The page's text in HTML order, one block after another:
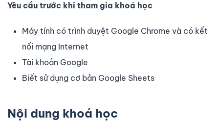
Yêu cầu trước khi tham gia khoá học
Máy tính có trình duyệt Google Chrome và có kết
nối mạng Internet
Tài khoản Google
Biết sử dụng cơ bản Google Sheets
Nội dung khoá học